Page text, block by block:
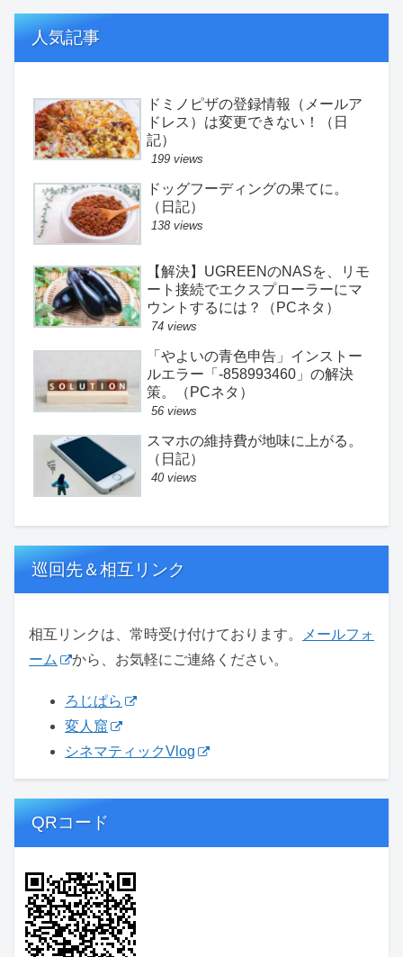
人気記事
ドミノピザの登録情報（メールア
ドレス）は変更できない！（日
記）
199 views
ドッグフーディングの果てに。
（日記）
138 views
【解決】UGREENのNASを、リモ
ート接続でエクスプローラーにマ
ウントするには？（PCネタ）
74 views
「やよいの青色申告」インストー
ルエラー「-858993460」の解決
策。（PCネタ）
56 views
スマホの維持費が地味に上がる。
（日記）
40 views
巡回先＆相互リンク
相互リンクは、常時受け付けております。
メールフォ
ーム
から、お気軽にご連絡ください。
ろじぱら
変人窟
シネマティックVlog
QRコード